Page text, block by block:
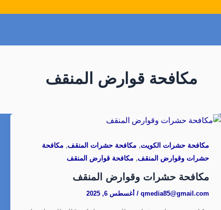
مكافحة قوارض المنقف
مكافحة حشرات الكويت, مكافحة حشرات المنقف, مكافحة
حشرات وقوارض المنقف, مكافحة قوارض المنقف
مكافحة حشرات وقوارض المنقف
qmedia85@gmail.com
/ أغسطس 6, 2025